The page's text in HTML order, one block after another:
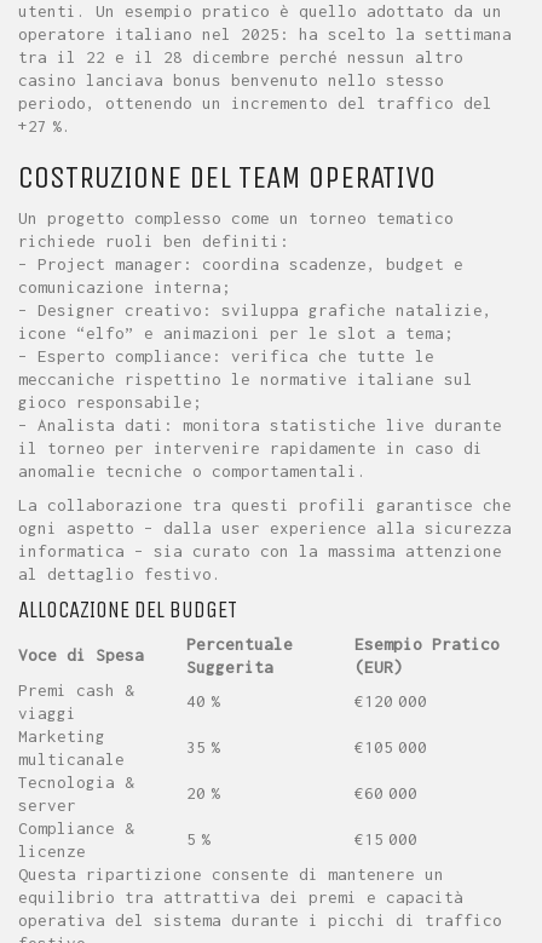
utenti. Un esempio pratico è quello adottato da un
operatore italiano nel 2025: ha scelto la settimana
tra il 22 e il 28 dicembre perché nessun altro
casino lanciava bonus benvenuto nello stesso
periodo, ottenendo un incremento del traffico del
+27 %.
COSTRUZIONE DEL TEAM OPERATIVO
Un progetto complesso come un torneo tematico
richiede ruoli ben definiti:
– Project manager: coordina scadenze, budget e
comunicazione interna;
– Designer creativo: sviluppa grafiche natalizie,
icone “elfo” e animazioni per le slot a tema;
– Esperto compliance: verifica che tutte le
meccaniche rispettino le normative italiane sul
gioco responsabile;
– Analista dati: monitora statistiche live durante
il torneo per intervenire rapidamente in caso di
anomalie tecniche o comportamentali.
La collaborazione tra questi profili garantisce che
ogni aspetto – dalla user experience alla sicurezza
informatica – sia curato con la massima attenzione
al dettaglio festivo.
ALLOCAZIONE DEL BUDGET
Voce di Spesa
Percentuale
Suggerita
Esempio Pratico
(EUR)
Premi cash &
viaggi
40 %
€120 000
Marketing
multicanale
35 %
€105 000
Tecnologia &
server
20 %
€60 000
Compliance &
licenze
5 %
€15 000
Questa ripartizione consente di mantenere un
equilibrio tra attrattiva dei premi e capacità
operativa del sistema durante i picchi di traffico